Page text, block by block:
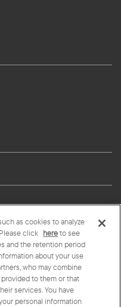
クッキーポリシー
レンス
All Rights Reserved.
as cookies to analyze
click hereto see
and the retention period
about your use
who may combine
to them or that
services. You have
personal information